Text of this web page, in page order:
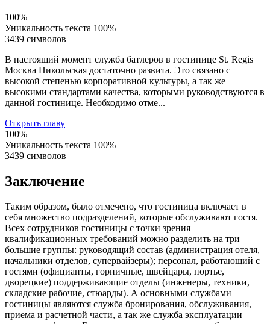
100%
Уникальность текста 100%
3439 символов
В настоящий момент служба батлеров в гостинице St. Regis
Москва Никольская достаточно развита. Это связано с
высокой степенью корпоративной культуры, а так же
высокими стандартами качества, которыми руководствуются в
данной гостинице. Необходимо отме...
Открыть главу
100%
Уникальность текста 100%
3439 символов
Заключение
Таким образом, было отмечено, что гостиница включает в
себя множество подразделений, которые обслуживают гостя.
Всех сотрудников гостиницы с точки зрения
квалификационных требований можно разделить на три
большие группы: руководящий состав (администрация отеля,
начальники отделов, супервайзеры); персонал, работающий с
гостями (официанты, горничные, швейцары, портье,
дворецкие) поддерживающие отделы (инженеры, техники,
складские рабочие, стюарды). А основными службами
гостиницы являются служба бронирования, обслуживания,
приема и расчетной части, а так же служба эксплуатации